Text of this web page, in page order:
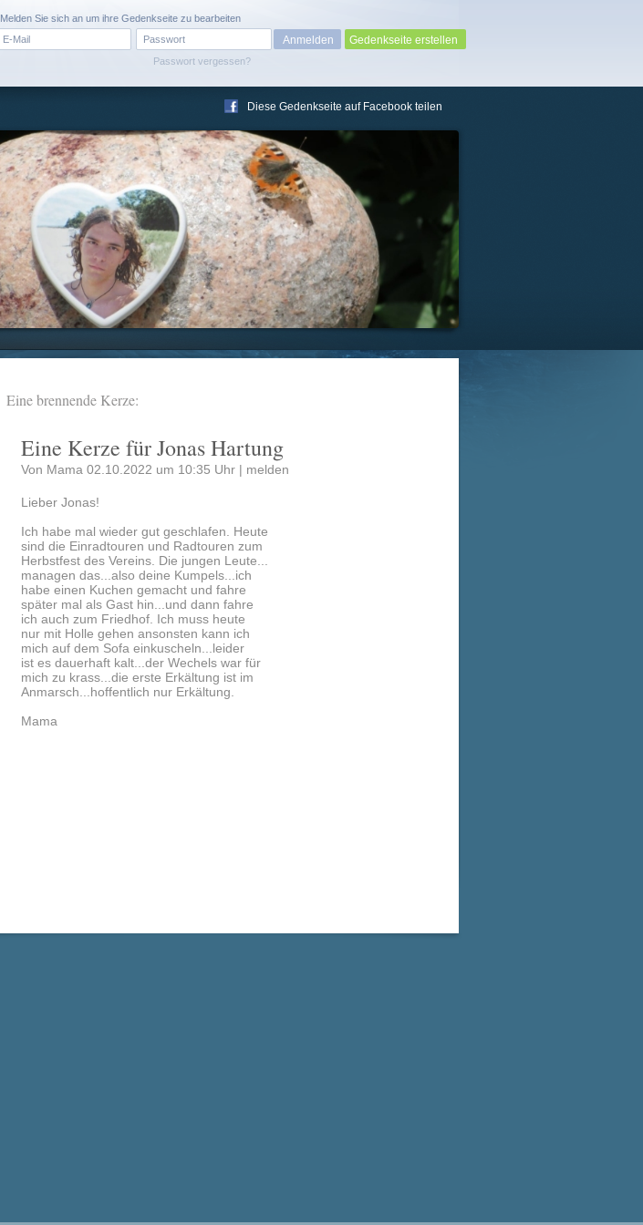
Passwort vergessen?
Melden Sie sich an um ihre Gedenkseite zu bearbeiten
Gedenkseite erstellen
Diese Gedenkseite auf Facebook teilen
Eine brennende Kerze:
Eine Kerze für Jonas Hartung
Von Mama 02.10.2022 um 10:35 Uhr | melden
Lieber Jonas!
Ich habe mal wieder gut geschlafen. Heute
sind die Einradtouren und Radtouren zum
Herbstfest des Vereins. Die jungen Leute...
managen das...also deine Kumpels...ich
habe einen Kuchen gemacht und fahre
später mal als Gast hin...und dann fahre
ich auch zum Friedhof. Ich muss heute
nur mit Holle gehen ansonsten kann ich
mich auf dem Sofa einkuscheln...leider
ist es dauerhaft kalt...der Wechels war für
mich zu krass...die erste Erkältung ist im
Anmarsch...hoffentlich nur Erkältung.
Mama